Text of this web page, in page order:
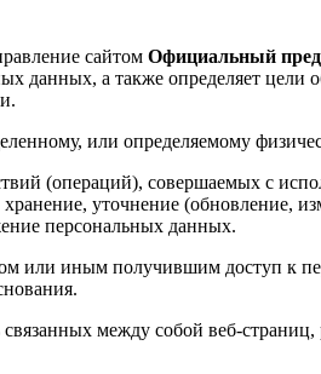
сайтом Официальный
а также определяет цели
или определяемому
(операций), совершаемых с
уточнение (обновление,
персональных данных.
или иным получившим доступ к
связанных между собой веб-